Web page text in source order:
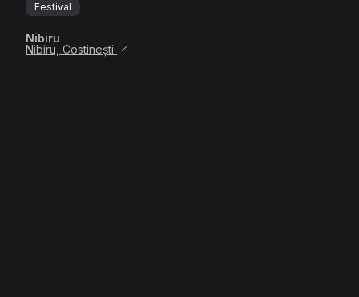
Festival
Nibiru
Nibiru, Costinești